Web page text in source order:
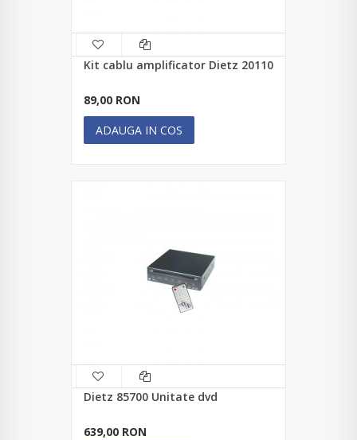
Kit cablu amplificator Dietz 20110
89,00 RON
ADAUGA IN COS
Dietz 85700 Unitate dvd
639,00 RON